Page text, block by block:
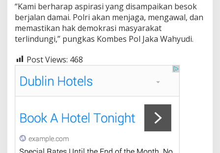
“Kami berharap aspirasi yang disampaikan besok
berjalan damai. Polri akan menjaga, mengawal, dan
memastikan hak demokrasi masyarakat
terlindungi,” pungkas Kombes Pol Jaka Wahyudi.
Post Views: 468